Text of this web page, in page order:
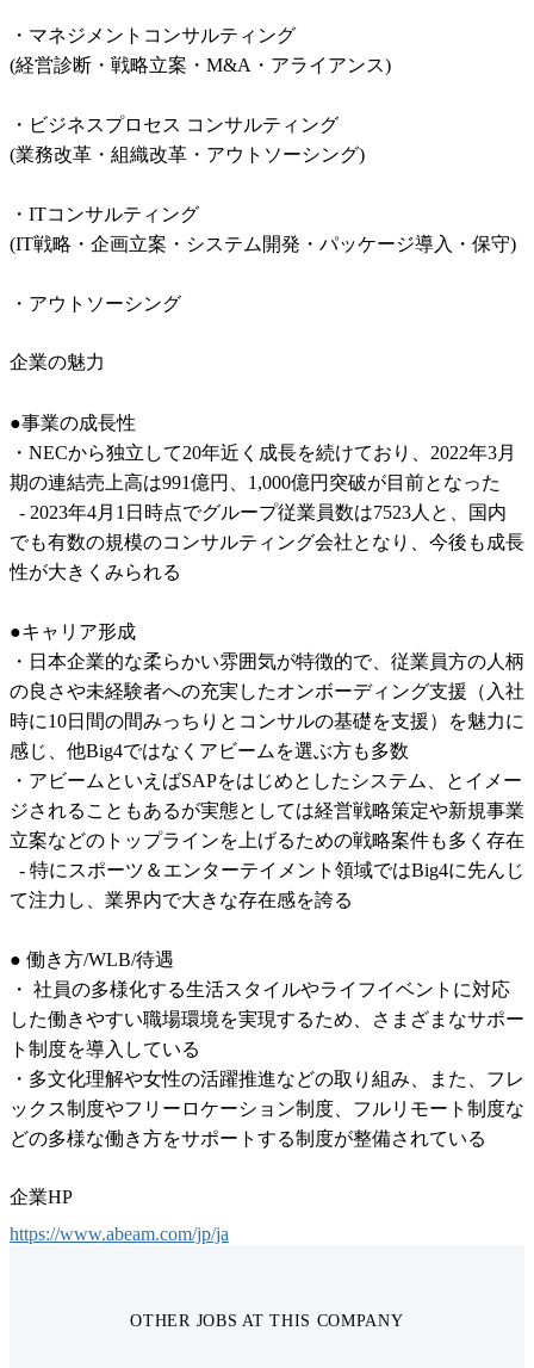
・マネジメントコンサルティング
(経営診断・戦略立案・M&A・アライアンス)
・ビジネスプロセス コンサルティング
(業務改革・組織改革・アウトソーシング)
・ITコンサルティング
(IT戦略・企画立案・システム開発・パッケージ導入・保守)
・アウトソーシング
企業の魅力
●事業の成長性
・NECから独立して20年近く成長を続けており、2022年3月
期の連結売上高は991億円、1,000億円突破が目前となった
でも有数の規模のコンサルティング会社となり、今後も成長
性が大きくみられる
●キャリア形成
・日本企業的な柔らかい雰囲気が特徴的で、従業員方の人柄
の良さや未経験者への充実したオンボーディング支援（入社
時に10日間の間みっちりとコンサルの基礎を支援）を魅力に
感じ、他Big4ではなくアビームを選ぶ方も多数
・アビームといえばSAPをはじめとしたシステム、とイメー
ジされることもあるが実態としては経営戦略策定や新規事業
立案などのトップラインを上げるための戦略案件も多く存在
て注力し、業界内で大きな存在感を誇る
● 働き方/WLB/待遇
・ 社員の多様化する生活スタイルやライフイベントに対応
した働きやすい職場環境を実現するため、さまざまなサポー
ト制度を導入している
・多文化理解や女性の活躍推進などの取り組み、また、フレ
ックス制度やフリーロケーション制度、フルリモート制度な
どの多様な働き方をサポートする制度が整備されている
企業HP
https://www.abeam.com/jp/ja
OTHER JOBS AT THIS COMPANY